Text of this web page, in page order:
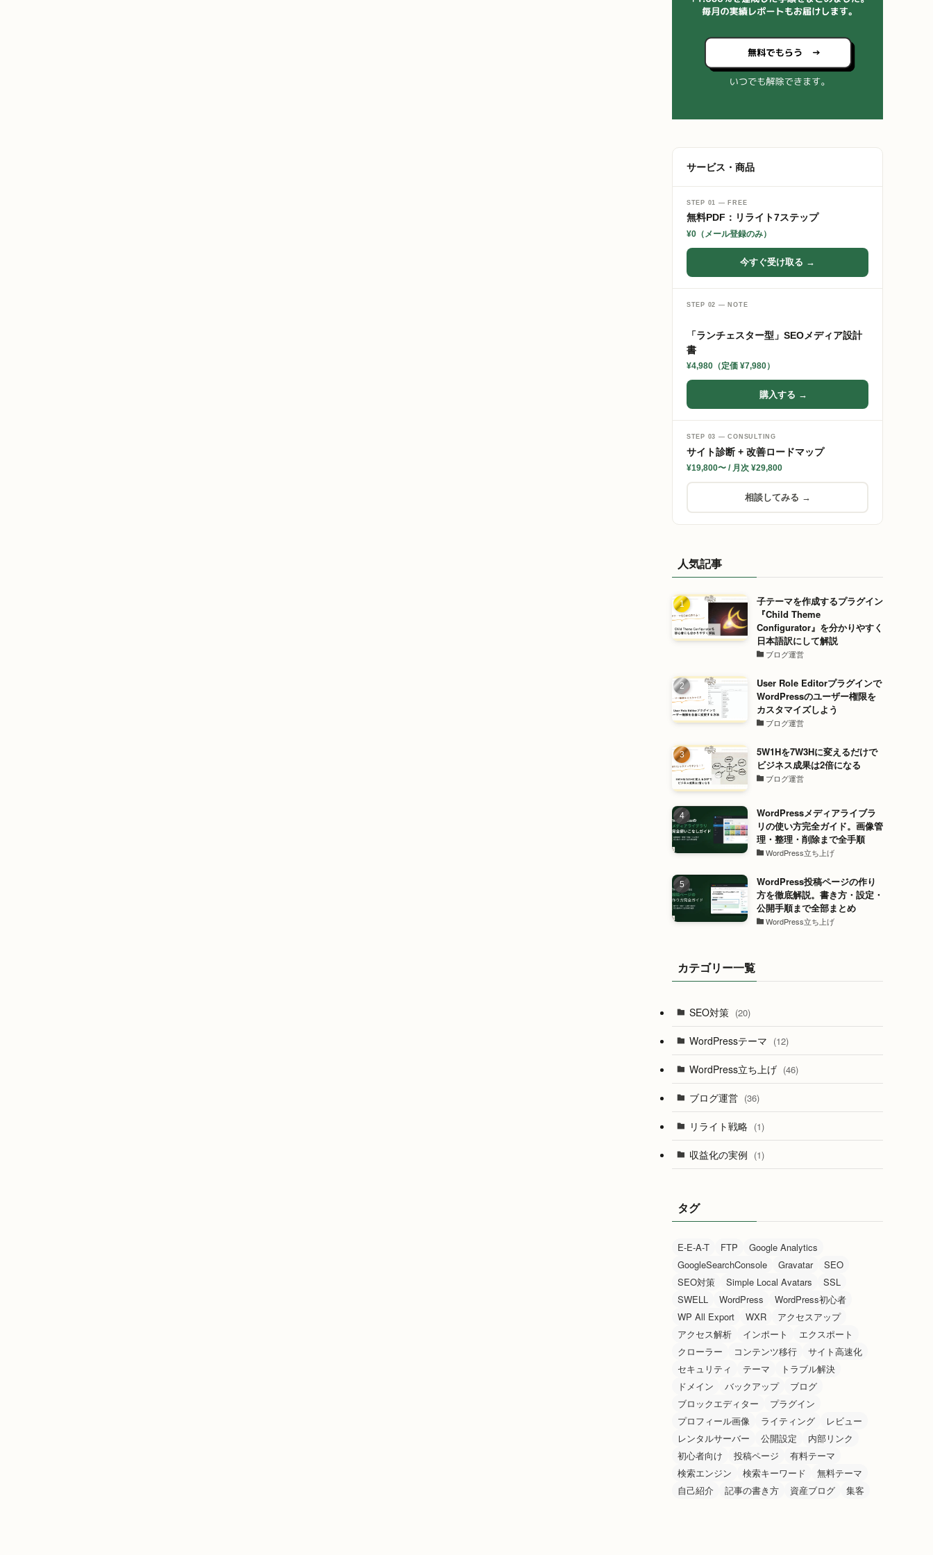
サービス・商品
STEP 01 — FREE
無料PDF：リライト7ステップ
¥0（メール登録のみ）
今すぐ受け取る →
STEP 02 — NOTE
「ランチェスター型」SEOメディア設計
書
¥4,980（定価 ¥7,980）
購入する →
STEP 03 — CONSULTING
サイト診断 + 改善ロードマップ
¥19,800〜 / 月次 ¥29,800
相談してみる →
人気記事
子テーマを作成するプラグイン
『Child Theme
Configurator』を分かりやすく
日本語訳にして解説
ブログ運営
User Role Editorプラグインで
WordPressのユーザー権限を
カスタマイズしよう
ブログ運営
5W1Hを7W3Hに変えるだけで
ビジネス成果は2倍になる
ブログ運営
WordPressメディアライブラ
リの使い方完全ガイド。画像管
理・整理・削除まで全手順
WordPress立ち上げ
WordPress投稿ページの作り
方を徹底解説。書き方・設定・
公開手順まで全部まとめ
WordPress立ち上げ
カテゴリー一覧
SEO対策 (20)
WordPressテーマ (12)
WordPress立ち上げ (46)
ブログ運営 (36)
リライト戦略 (1)
収益化の実例 (1)
タグ
E-E-A-T FTP
Google Analytics
GoogleSearchConsole
Gravatar
SEO
SEO対策
Simple Local Avatars
SSL
SWELL
WordPress
WordPress初心者
WP All Export
WXR
アクセスアップ
アクセス解析
インポート
エクスポート
クローラー
コンテンツ移行
サイト高速化
セキュリティ
テーマ
トラブル解決
ドメイン
バックアップ
ブログ
ブロックエディター
プラグイン
プロフィール画像
ライティング
レビュー
レンタルサーバー
公開設定
内部リンク
初心者向け
投稿ページ
有料テーマ
検索エンジン
検索キーワード
無料テーマ
自己紹介
記事の書き方 資産ブログ 集客